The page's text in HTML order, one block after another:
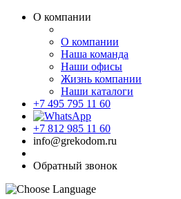
О компании
О компании
Наша команда
Наши офисы
Жизнь компании
Наши каталоги
+7 495 795 11 60
+7 812 985 11 60
info@grekodom.ru
Обратный звонок